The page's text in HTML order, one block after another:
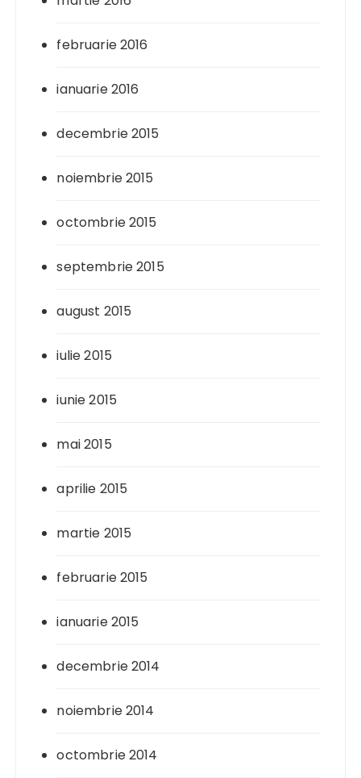
februarie 2016
ianuarie 2016
decembrie 2015
noiembrie 2015
octombrie 2015
septembrie 2015
august 2015
iulie 2015
iunie 2015
mai 2015
aprilie 2015
martie 2015
februarie 2015
ianuarie 2015
decembrie 2014
noiembrie 2014
octombrie 2014